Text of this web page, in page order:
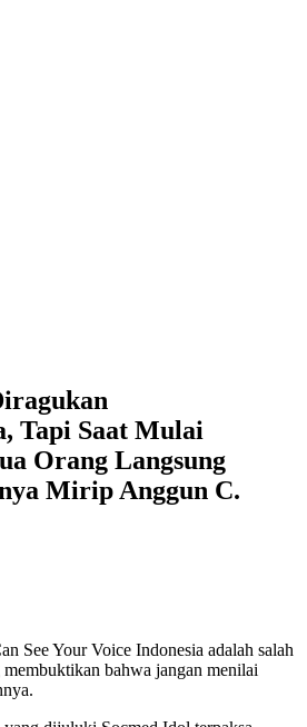
Tapi Saat Mulai
Orang Langsung
Mirip Anggun C.
See Your Voice Indonesia adalah salah
bahwa jangan menilai